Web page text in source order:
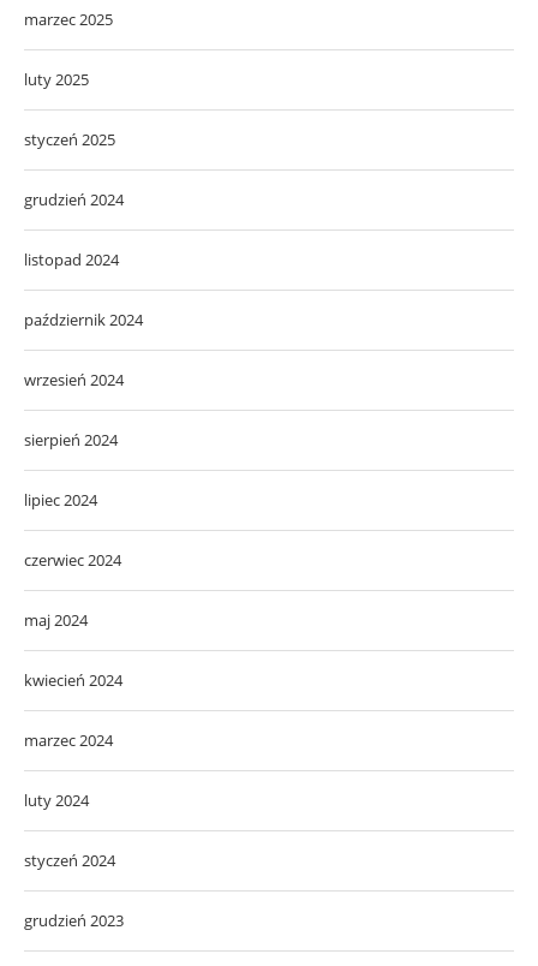
marzec 2025
luty 2025
styczeń 2025
grudzień 2024
listopad 2024
październik 2024
wrzesień 2024
sierpień 2024
lipiec 2024
czerwiec 2024
maj 2024
kwiecień 2024
marzec 2024
luty 2024
styczeń 2024
grudzień 2023